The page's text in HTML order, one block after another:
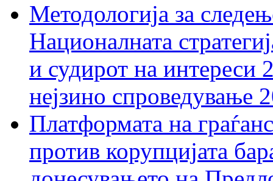
Методологија за
Националната
и судирот на интереси
нејзино спроведување
Платформата на
против корупцијата